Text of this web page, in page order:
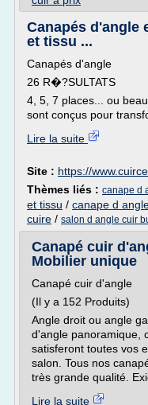
Canapés d'angle
et tissu ...
Canapés d'angle
26 R�?SULTATS
4, 5, 7 places... ou
sont conçus pour
Lire la suite
Site : https://
Thèmes liés : canape d
et tissu / canape d
cuire / salon d angle cuir
Canapé cuir
Mobilier unique
Canapé cuir d'angle
(Il y a 152 Produits)
Angle droit ou angle
d'angle panoramique,
satisferont toutes vos
salon. Tous nos
très grande qualité.
Lire la suite